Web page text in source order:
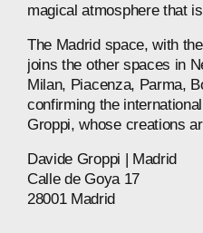
magical atmosphere that is
The Madrid space, with the
joins the other spaces in
Milan, Piacenza, Parma,
confirming the international
Groppi, whose creations
Davide Groppi | Madrid
Calle de Goya 17
28001 Madrid